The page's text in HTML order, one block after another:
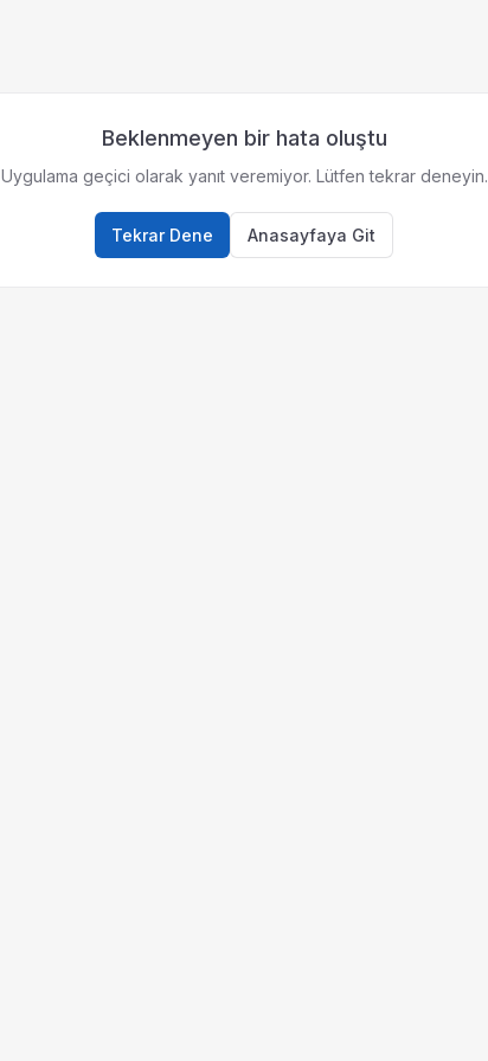
Beklenmeyen bir hata oluştu
Uygulama geçici olarak yanıt veremiyor. Lütfen tekrar deneyin.
Tekrar Dene Anasayfaya Git